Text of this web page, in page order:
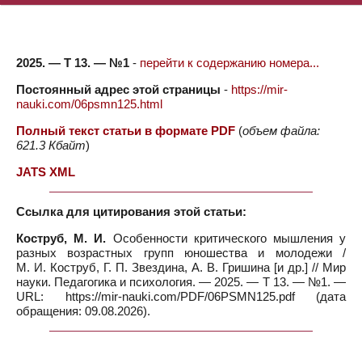
2025. — Т 13. — №1 - перейти к содержанию номера...
Постоянный адрес этой страницы - https://mir-
nauki.com/06psmn125.html
Полный текст статьи в формате PDF (объем файла:
621.3 Кбайт)
JATS XML
Ссылка для цитирования этой статьи:
Коструб, М. И. Особенности критического мышления у
разных возрастных групп юношества и молодежи /
М. И. Коструб, Г. П. Звездина, А. В. Гришина [и др.] // Мир
науки. Педагогика и психология. — 2025. — Т 13. — №1. —
URL: https://mir-nauki.com/PDF/06PSMN125.pdf (дата
обращения: 09.08.2026).